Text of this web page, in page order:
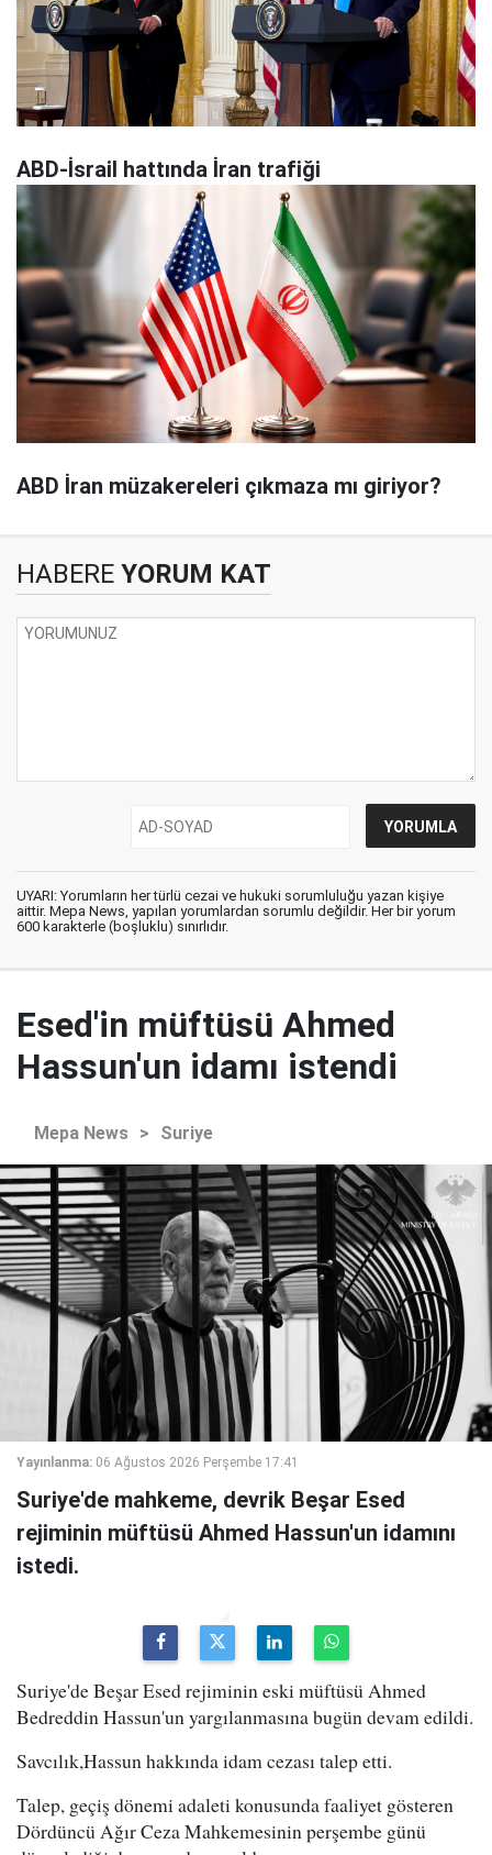
ABD-İsrail hattında İran trafiği
ABD İran müzakereleri çıkmaza mı giriyor?
HABERE YORUM KAT
UYARI: Yorumların her türlü cezai ve hukuki sorumluluğu yazan kişiye
aittir. Mepa News, yapılan yorumlardan sorumlu değildir. Her bir yorum
600 karakterle (boşluklu) sınırlıdır.
Esed'in müftüsü Ahmed
Hassun'un idamı istendi
Mepa News > Suriye
Yayınlanma: 06 Ağustos 2026 Perşembe 17:41
Suriye'de mahkeme, devrik Beşar Esed
rejiminin müftüsü Ahmed Hassun'un idamını
istedi.
Suriye'de Beşar Esed rejiminin eski müftüsü Ahmed
Bedreddin Hassun'un yargılanmasına bugün devam edildi.
Savcılık,Hassun hakkında idam cezası talep etti.
Talep, geçiş dönemi adaleti konusunda faaliyet gösteren
Dördüncü Ağır Ceza Mahkemesinin perşembe günü